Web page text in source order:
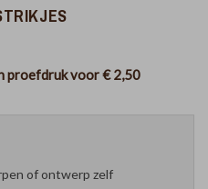
proefdruk voor€ 2,50
of ontwerp zelf